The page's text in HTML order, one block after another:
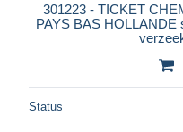
301223 - TICKET
PAYS BAS HOLLANDE
Status